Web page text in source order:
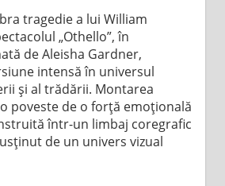
tragedie a lui William
„Othello”, în
de Aleisha Gardner,
intensă în universul
și al trădării. Montarea
poveste de o forță emoțională
într-un limbaj coregrafic
de un univers vizual